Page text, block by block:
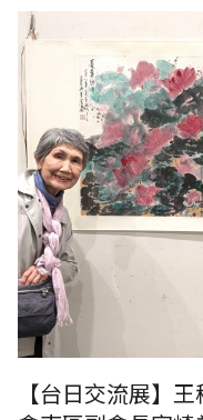
【台日交流展】